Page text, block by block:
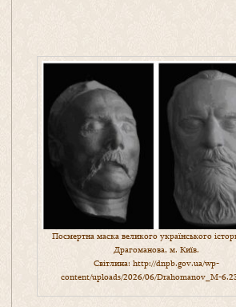
Посмертна маска великого українського
Драгоманова, м. Київ.
Світлина: http://dnpb.gov.ua/wp-
content/uploads/2026/06/Drahomanov_M-